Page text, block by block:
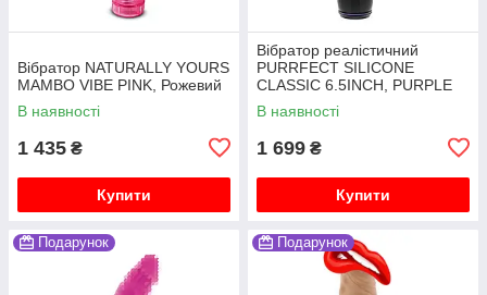
Вібратор NATURALLY YOURS
MAMBO VIBE PINK, Рожевий
В наявності
1 435 ₴
Купити
Вібратор реалістичний
PURRFECT SILICONE
CLASSIC 6.5INCH, PURPLE
В наявності
1 699 ₴
Купити
Подарунок Подарунок